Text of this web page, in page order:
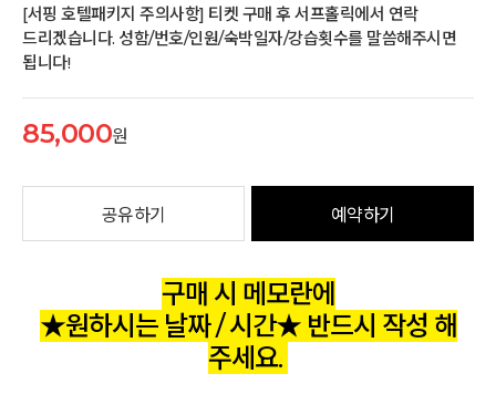
[서핑 호텔패키지 주의사항] 티켓 구매 후 서프홀릭에서 연락
드리겠습니다. 성함/번호/인원/숙박일자/강습횟수를 말씀해주시면
됩니다!
85,000원
공유하기 예약하기
구매 시 메모란에
★원하시는 날짜 / 시간★ 반드시 작성 해
주세요.